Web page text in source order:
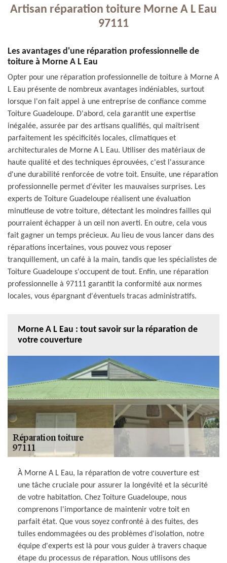
Artisan réparation toiture Morne A L Eau
97111
Les avantages d'une réparation professionnelle de
toiture à Morne A L Eau
Opter pour une réparation professionnelle de toiture à Morne A
L Eau présente de nombreux avantages indéniables, surtout
lorsque l'on fait appel à une entreprise de confiance comme
Toiture Guadeloupe. D'abord, cela garantit une expertise
inégalée, assurée par des artisans qualifiés, qui maîtrisent
parfaitement les spécificités locales, climatiques et
architecturales de Morne A L Eau. Utiliser des matériaux de
haute qualité et des techniques éprouvées, c'est l'assurance
d'une durabilité renforcée de votre toit. Ensuite, une réparation
professionnelle permet d'éviter les mauvaises surprises. Les
experts de Toiture Guadeloupe réalisent une évaluation
minutieuse de votre toiture, détectant les moindres failles qui
pourraient échapper à un œil non averti. En outre, cela vous
fait gagner un temps précieux. Au lieu de vous lancer dans des
réparations incertaines, vous pouvez vous reposer
tranquillement, un café à la main, tandis que les spécialistes de
Toiture Guadeloupe s'occupent de tout. Enfin, une réparation
professionnelle à 97111 garantit la conformité aux normes
locales, vous épargnant d'éventuels tracas administratifs.
Morne A L Eau : tout savoir sur la réparation de
votre couverture
À Morne A L Eau, la réparation de votre couverture est
une tâche cruciale pour assurer la longévité et la sécurité
de votre habitation. Chez Toiture Guadeloupe, nous
comprenons l'importance de maintenir votre toit en
parfait état. Que vous soyez confronté à des fuites, des
tuiles endommagées ou des problèmes d'isolation, notre
équipe d'experts est là pour vous guider à travers chaque
étape du processus de réparation. Nous utilisons des